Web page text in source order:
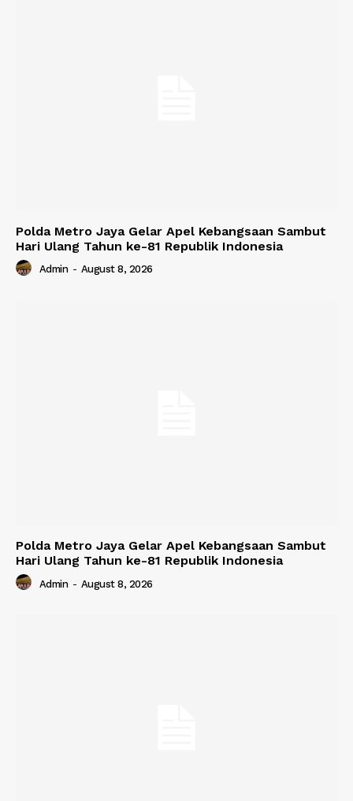
Polda Metro Jaya Gelar Apel Kebangsaan Sambut
Hari Ulang Tahun ke-81 Republik Indonesia
Admin - August 8, 2026
Polda Metro Jaya Gelar Apel Kebangsaan Sambut
Hari Ulang Tahun ke-81 Republik Indonesia
Admin - August 8, 2026